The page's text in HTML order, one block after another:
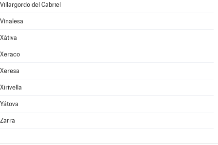
Villargordo del Cabriel
Vinalesa
Xàtiva
Xeraco
Xeresa
Xirivella
Yátova
Zarra